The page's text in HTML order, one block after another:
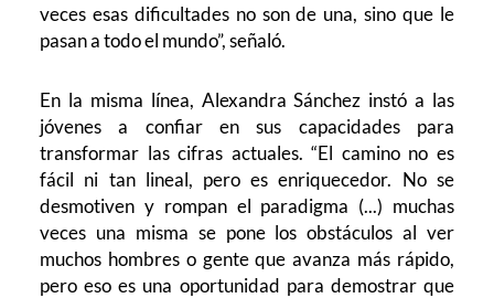
veces esas dificultades no son de una, sino que le
pasan a todo el mundo”, señaló.
En la misma línea, Alexandra Sánchez instó a las
jóvenes a confiar en sus capacidades para
transformar las cifras actuales. “El camino no es
fácil ni tan lineal, pero es enriquecedor. No se
desmotiven y rompan el paradigma (...) muchas
veces una misma se pone los obstáculos al ver
muchos hombres o gente que avanza más rápido,
pero eso es una oportunidad para demostrar que